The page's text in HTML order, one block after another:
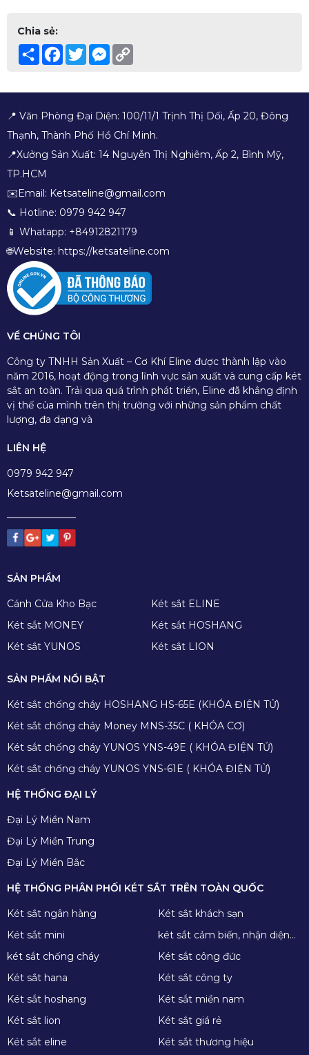
Chia sẻ:
ShareFacebook
TwitterMessenger
📍 Văn Phòng Đại Diện: 100/11/1 Trịnh Thị Dối, Ấp 20, Đông
Thạnh, Thành Phố Hồ Chí Minh.
📍Xưởng Sản Xuất: 14 Nguyễn Thị Nghiêm, Ấp 2, Bình Mỹ,
TP.HCM
✉️Email: Ketsateline@gmail.com
📞 Hotline: 0979 942 947
📱 Whatapp: +84912821179
🌐Website: https://ketsateline.com
VỀ CHÚNG TÔI
Công ty TNHH Sản Xuất – Cơ Khí Eline được thành lập vào
năm 2016, hoạt động trong lĩnh vực sản xuất và cung cấp két
sắt an toàn. Trải qua quá trình phát triển, Eline đã khẳng định
vị thế của mình trên thị trường với những sản phẩm chất
lượng, đa dạng và
LIÊN HỆ
0979 942 947
Ketsateline@gmail.com
SẢN PHẨM
Cánh Cửa Kho Bạc
Két sắt ELINE
Két sắt MONEY
Két sắt HOSHANG
Két sắt YUNOS
Két sắt LION
SẢN PHẨM NỔI BẬT
Két sắt chống cháy HOSHANG HS-65E (KHÓA ĐIỆN TỬ)
Két sắt chống cháy Money MNS-35C ( KHÓA CƠ)
Két sắt chống cháy YUNOS YNS-49E ( KHÓA ĐIỆN TỬ)
Két sắt chống cháy YUNOS YNS-61E ( KHÓA ĐIỆN TỬ)
HỆ THỐNG ĐẠI LÝ
Đại Lý Miền Nam
Đại Lý Miền Trung
Đại Lý Miền Bắc
HỆ THỐNG PHÂN PHỐI KÉT SẮT TRÊN TOÀN QUỐC
Két sắt ngân hàng
Két sắt khách sạn
Két sắt mini
két sắt cảm biến, nhận diện
khuôn mặt
két sắt chống cháy
Két sắt công đức
Két sắt hana
Két sắt công ty
Két sắt hoshang
Két sắt miền nam
Két sắt lion
Két sắt giá rẻ
Két sắt eline
Két sắt thương hiệu